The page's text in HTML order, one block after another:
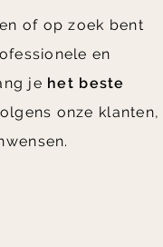
of op zoek bent
en
je het beste
onze klanten,